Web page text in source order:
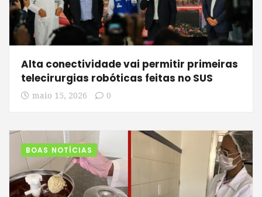
Alta conectividade vai permitir primeiras
telecirurgias robóticas feitas no SUS
maio 15, 2026 0
BOAS NOTÍCIAS